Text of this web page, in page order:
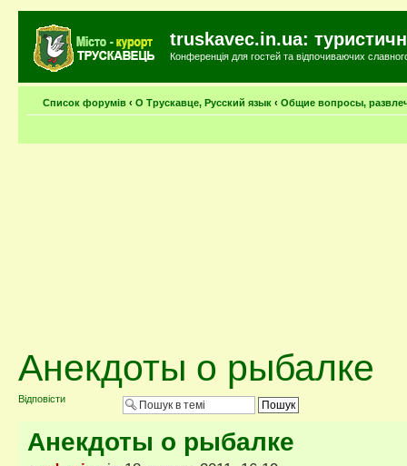
truskavec.in.ua:
Конференція для гостей та відпочиваючих
Список форумів ‹ О Трускавце, Русский язык ‹ Общие вопросы,
Анекдоты о рыбалке
Відповісти
Анекдоты о рыбалке